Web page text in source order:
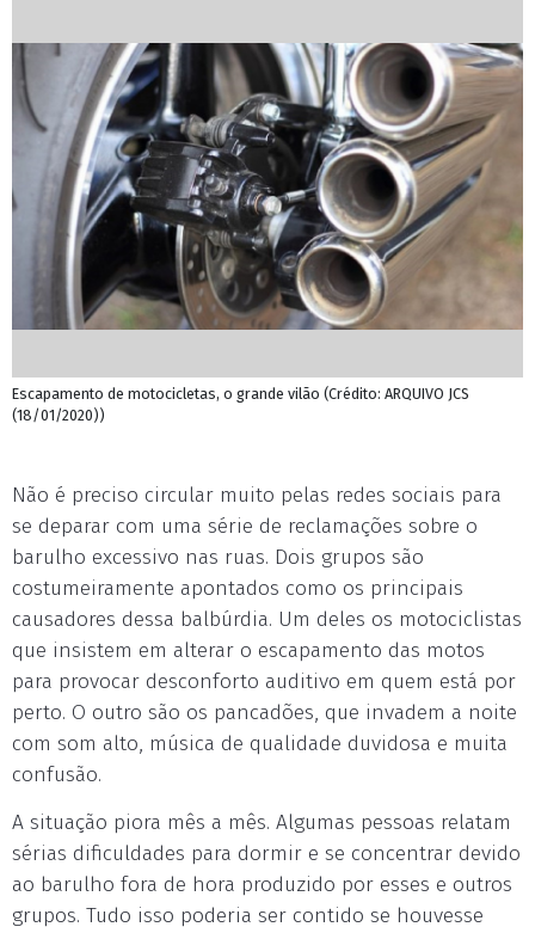
Escapamento de motocicletas, o grande vilão (Crédito: ARQUIVO JCS
(18/01/2020))
Não é preciso circular muito pelas redes sociais para
se deparar com uma série de reclamações sobre o
barulho excessivo nas ruas. Dois grupos são
costumeiramente apontados como os principais
causadores dessa balbúrdia. Um deles os motociclistas
que insistem em alterar o escapamento das motos
para provocar desconforto auditivo em quem está por
perto. O outro são os pancadões, que invadem a noite
com som alto, música de qualidade duvidosa e muita
confusão.
A situação piora mês a mês. Algumas pessoas relatam
sérias dificuldades para dormir e se concentrar devido
ao barulho fora de hora produzido por esses e outros
grupos. Tudo isso poderia ser contido se houvesse